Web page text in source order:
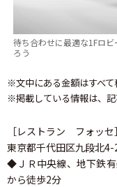
待ち合わせに最適な1Fロ
ろう
※文中にある金額はすべ
※掲載している情報は、
［レストラン フォッセ］
東京都千代田区九段北
◆ＪＲ中央線、地下鉄有
から徒歩2分